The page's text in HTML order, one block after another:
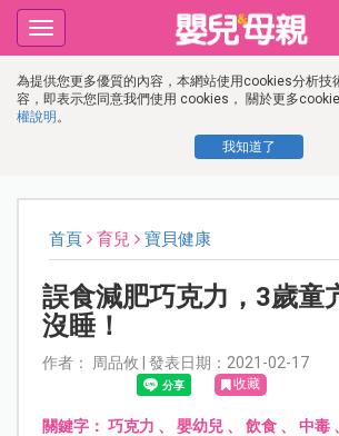
為提供您更多優質的內容，本網站使用cookies分析技
容，即表示您同意我們使用 cookies， 關於更多
權說明 。
我知道了
Toggle
navigation
首頁 育兒 寶貝健康
誤食減肥巧克力，3歲童
沒睡！
作者： 周品攸 | 發表日期：2021-02-17
收藏
關鍵字： 巧克力 、 嬰幼兒、 飲食、 中毒